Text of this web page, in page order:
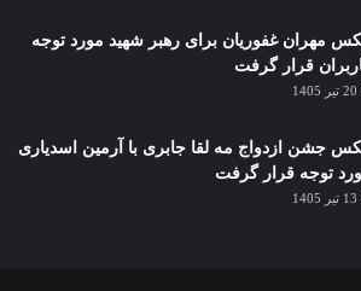
مهران غفوریان برای رهبر شهید مورد توجه
قرار گرفت
20 تیر 1405
جشن ازدواج مه لقا جابری با آرمین اسدیاری
توجه قرار گرفت
13 تیر 1405